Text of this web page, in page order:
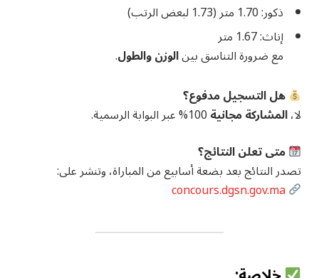
ذكور: 1.70 متر (1.73 لبعض الرتب)
إناث: 1.67 متر
مع ضرورة التناسق بينالوزن والطول.
هل التسجيل مدفوع؟
لا،المشاركة مجانية
متى تعلن النتائج؟
تصدر النتائج بعد بضعة أسابيع من المباراة، وتنشر على:
concours.dgsn.gov.ma